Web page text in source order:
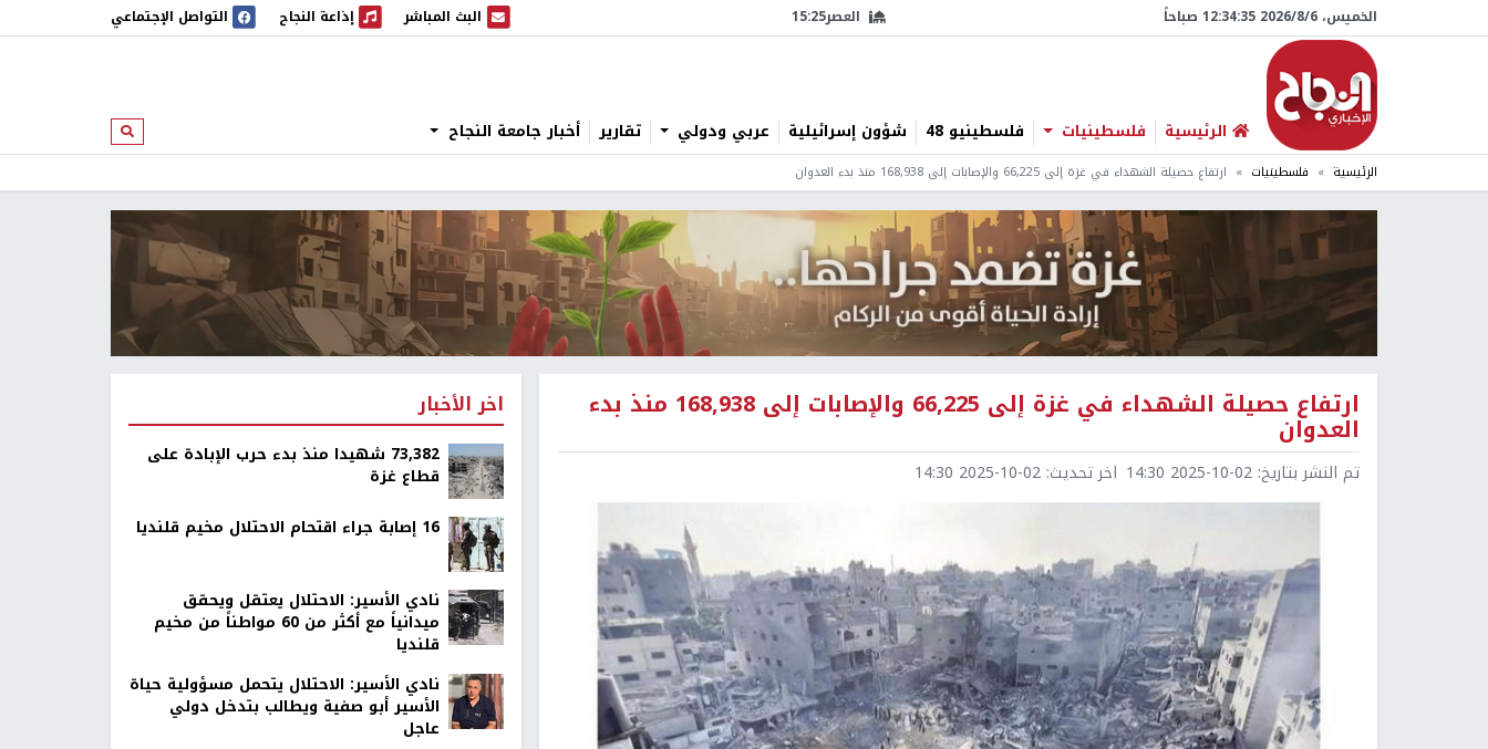
الخميس، 6/‏8/‏2026 12:34:36 صباحاً العصر15:25 البث المباشر
البث المباشر إذاعة النجاح
إذاعة النجاح التواصل الإجتماعي
الرئيسية فلسطينيات فلسطينيو 48 شؤون إسرائيلية عربي ودولي تقارير أخبار جامعة النجاح ابحث
الرئيسية فلسطينيات ارتفاع حصيلة الشهداء في غزة إلى 66,225 والإصابات إلى 168,938 منذ بدء العدوان
ارتفاع حصيلة الشهداء في غزة إلى 66,225 والإصابات إلى 168,938 منذ بدء
العدوان
تم النشر بتاريخ: 2025-10-02 14:30 اخر تحديث: 2025-10-02 14:30
اخر الأخبار
73,382 شهيدا منذ بدء حرب الإبادة على
قطاع غزة
16 إصابة جراء اقتحام الاحتلال مخيم قلنديا
نادي الأسير: الاحتلال يعتقل ويحقق
ميدانياً مع أكثر من 60 مواطناً من مخيم
قلنديا
نادي الأسير: الاحتلال يتحمل مسؤولية حياة
الأسير أبو صفية ويطالب بتدخل دولي
عاجل